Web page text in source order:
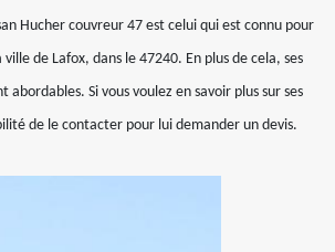
Hucher couvreur 47 est celui qui est connu pour
de Lafox, dans le 47240. En plus de cela, ses
abordables. Si vous voulez en savoir plus sur ses
de le contacter pour lui demander un devis.